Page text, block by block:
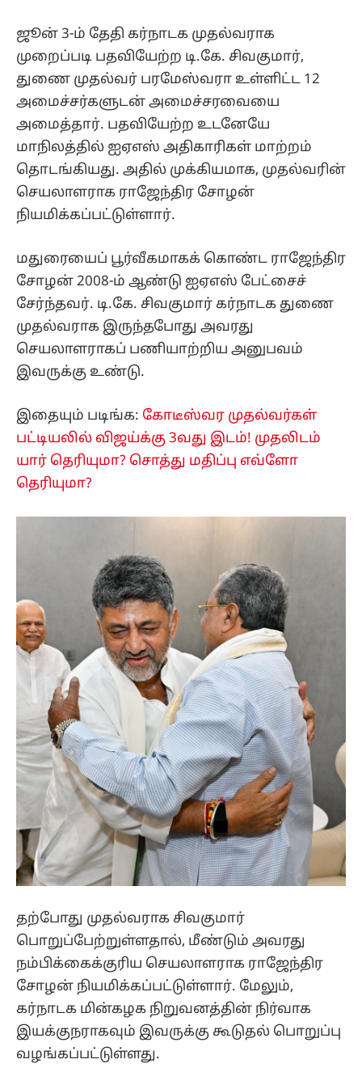
ஜூன் 3-ம் தேதி கர்நாடக முதல்வராக
முறைப்படி பதவியேற்ற டி.கே. சிவகுமார்,
துணை முதல்வர் பரமேஸ்வரா உள்ளிட்ட 12
அமைச்சர்களுடன் அமைச்சரவையை
அமைத்தார். பதவியேற்ற உடனேயே
மாநிலத்தில் ஐஏஎஸ் அதிகாரிகள் மாற்றம்
தொடங்கியது. அதில் முக்கியமாக, முதல்வரின்
செயலாளராக ராஜேந்திர சோழன்
நியமிக்கப்பட்டுள்ளார்.
மதுரையைப் பூர்வீகமாகக் கொண்ட ராஜேந்திர
சோழன் 2008-ம் ஆண்டு ஐஏஎஸ் பேட்சைச்
சேர்ந்தவர். டி.கே. சிவகுமார் கர்நாடக துணை
முதல்வராக இருந்தபோது அவரது
செயலாளராகப் பணியாற்றிய அனுபவம்
இவருக்கு உண்டு.
இதையும் படிங்க: கோடீஸ்வர முதல்வர்கள்
பட்டியலில் விஜய்க்கு 3வது இடம்! முதலிடம்
யார் தெரியுமா? சொத்து மதிப்பு எவ்ளோ
தெரியுமா?
தற்போது முதல்வராக சிவகுமார்
பொறுப்பேற்றுள்ளதால், மீண்டும் அவரது
நம்பிக்கைக்குரிய செயலாளராக ராஜேந்திர
சோழன் நியமிக்கப்பட்டுள்ளார். மேலும்,
கர்நாடக மின்கழக நிறுவனத்தின் நிர்வாக
இயக்குநராகவும் இவருக்கு கூடுதல் பொறுப்பு
வழங்கப்பட்டுள்ளது.